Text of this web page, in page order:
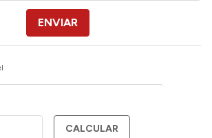
ENVIAR
CALCULAR